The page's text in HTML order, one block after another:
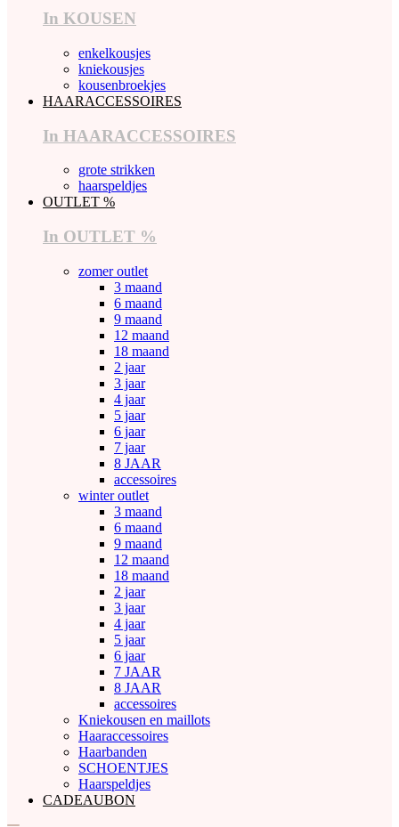
In KOUSEN
enkelkousjes
kniekousjes
kousenbroekjes
HAARACCESSOIRES
In HAARACCESSOIRES
grote strikken
haarspeldjes
OUTLET %
In OUTLET %
zomer outlet
3 maand
6 maand
9 maand
12 maand
18 maand
2 jaar
3 jaar
4 jaar
5 jaar
6 jaar
7 jaar
8 JAAR
accessoires
winter outlet
3 maand
6 maand
9 maand
12 maand
18 maand
2 jaar
3 jaar
4 jaar
5 jaar
6 jaar
7 JAAR
8 JAAR
accessoires
Kniekousen en maillots
Haaraccessoires
Haarbanden
SCHOENTJES
Haarspeldjes
CADEAUBON